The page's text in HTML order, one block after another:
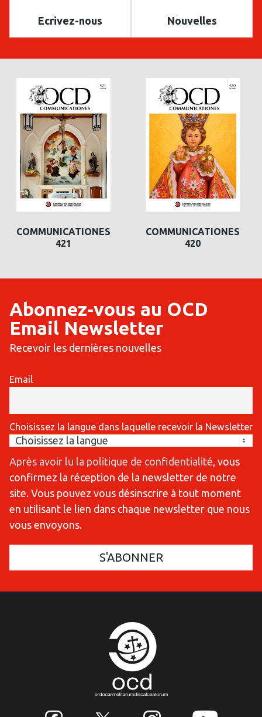
Ecrivez-nous Nouvelles
COMMUNICATIONES
421
COMMUNICATIONES
420
Abonnez-vous au OCD
Email Newsletter
Recevoir les dernières nouvelles
Email
Choisissez la langue dans laquelle recevoir la Newsletter
Après avoir lu la politique de confidentialité, vous
confirmez la réception de la newsletter de notre
site. Vous pouvez vous désinscrire à tout moment
en utilisant le lien dans chaque newsletter que nous
vous envoyons.